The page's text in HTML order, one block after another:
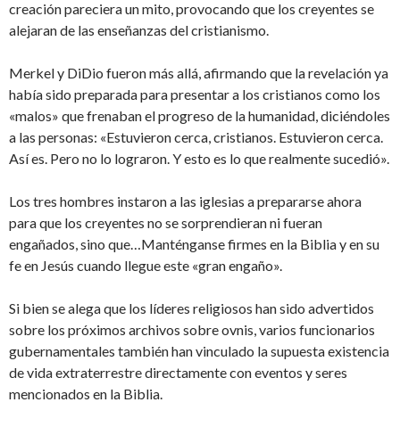
creación pareciera un mito, provocando que los creyentes se
alejaran de las enseñanzas del cristianismo.
Merkel y DiDio fueron más allá, afirmando que la revelación ya
había sido preparada para presentar a los cristianos como los
«malos» que frenaban el progreso de la humanidad, diciéndoles
a las personas: «Estuvieron cerca, cristianos. Estuvieron cerca.
Así es. Pero no lo lograron. Y esto es lo que realmente sucedió».
Los tres hombres instaron a las iglesias a prepararse ahora
para que los creyentes no se sorprendieran ni fueran
engañados, sino que…Manténganse firmes en la Biblia y en su
fe en Jesús cuando llegue este «gran engaño».
Si bien se alega que los líderes religiosos han sido advertidos
sobre los próximos archivos sobre ovnis, varios funcionarios
gubernamentales también han vinculado la supuesta existencia
de vida extraterrestre directamente con eventos y seres
mencionados en la Biblia.